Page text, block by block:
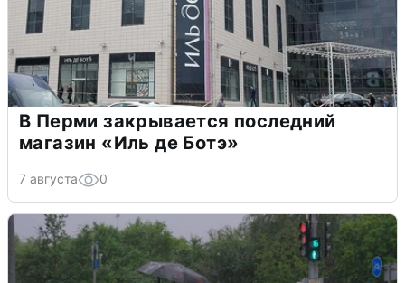
В Перми закрывается последний
магазин «Иль де Ботэ»
7 августа 0